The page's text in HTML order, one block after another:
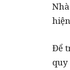
Để
quy